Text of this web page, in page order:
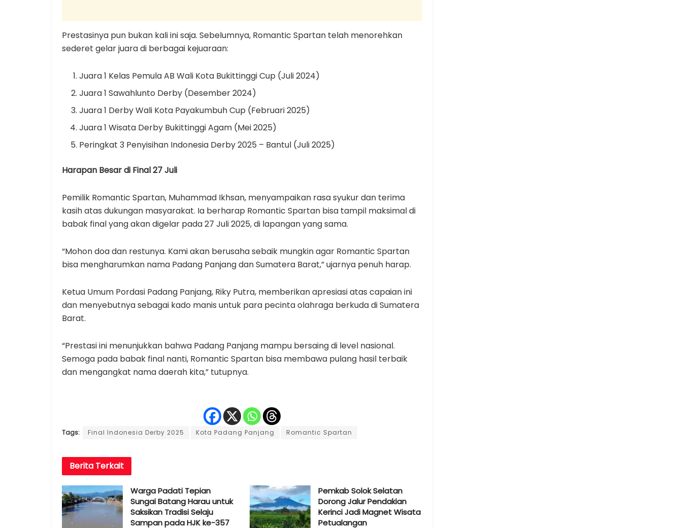
Prestasinya pun bukan kali ini saja. Sebelumnya, Romantic Spartan telah menorehkan
sederet gelar juara di berbagai kejuaraan:
Juara 1 Kelas Pemula AB Wali Kota Bukittinggi Cup (Juli 2024)
Juara 1 Sawahlunto Derby (Desember 2024)
Juara 1 Derby Wali Kota Payakumbuh Cup (Februari 2025)
Juara 1 Wisata Derby Bukittinggi Agam (Mei 2025)
Peringkat 3 Penyisihan Indonesia Derby 2025 – Bantul (Juli 2025)
Harapan Besar di Final 27 Juli
Pemilik Romantic Spartan, Muhammad Ikhsan, menyampaikan rasa syukur dan terima
kasih atas dukungan masyarakat. Ia berharap Romantic Spartan bisa tampil maksimal di
babak final yang akan digelar pada 27 Juli 2025, di lapangan yang sama.
“Mohon doa dan restunya. Kami akan berusaha sebaik mungkin agar Romantic Spartan
bisa mengharumkan nama Padang Panjang dan Sumatera Barat,” ujarnya penuh harap.
Ketua Umum Pordasi Padang Panjang, Riky Putra, memberikan apresiasi atas capaian ini
dan menyebutnya sebagai kado manis untuk para pecinta olahraga berkuda di Sumatera
Barat.
“Prestasi ini menunjukkan bahwa Padang Panjang mampu bersaing di level nasional.
Semoga pada babak final nanti, Romantic Spartan bisa membawa pulang hasil terbaik
dan mengangkat nama daerah kita,” tutupnya.
Tags: Final Indonesia Derby 2025 Kota Padang Panjang Romantic Spartan
Berita Terkait
Warga Padati Tepian
Sungai Batang Harau untuk
Saksikan Tradisi Selaju
Sampan pada HJK ke-357
Pemkab Solok Selatan
Dorong Jalur Pendakian
Kerinci Jadi Magnet Wisata
Petualangan